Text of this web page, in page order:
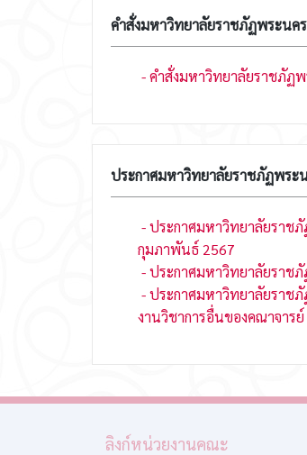
คำสั่งมหาวิทยาลัยราชภัฏพระนค
- คำสั่งมหาวิทยาลัยราชภัฏ
ประกาศมหาวิทยาลัยราชภัฏพระ
- ประกาศมหาวิทยาลัยราช
กุมภาพันธ์ 2567
- ประกาศมหาวิทยาลัยราช
- ประกาศมหาวิทยาลัยราช
งานวิชาการอื่นของคณาจาร
ลิงก์หน่วยงานคณะ